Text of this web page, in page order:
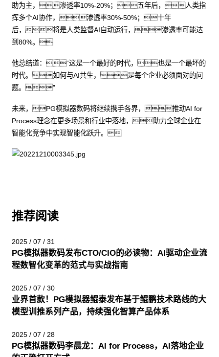
助为主，渗透率10%-20%；五年后，人类指
挥多个AI协作，渗透率30%-50%；十年
后，将是人类监督AI自动运行，渗透率可能达
到80%。
他总结道：“这是一个最好的时代，也是一个最坏的
时代。如何与AI共生，是每个企业必须面对的问
题。”
未来，PG模拟器数码将继续携手各界，推动AI for
Process理念在更多场景和行业中落地，助力全球企业在
智能化竞争中实现智能化跃升。
推荐阅读
2025 / 07 / 31
PG模拟器数码发布CTO/CIO的必读物：AI驱动企业流
程数智化变革的范式与实战指南
2025 / 07 / 30
业界首款！PG模拟器鲲泰发布基于鲲鹏技术路线的大
模型训推系列产品，持续强化智算产品体系
2025 / 07 / 28
PG模拟器数码李晨龙：AI for Process，AI落地企业